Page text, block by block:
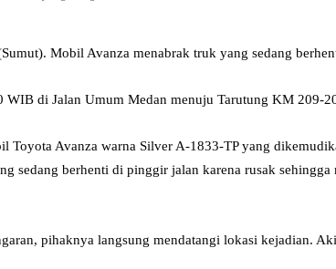
Mobil Avanza menabrak truk yang sedang
di Jalan Umum Medan menuju Tarutung KM 209-
Avanza warna Silver A-1833-TP yang
sedang berhenti di pinggir jalan karena rusak
pihaknya langsung mendatangi lokasi kejadian.